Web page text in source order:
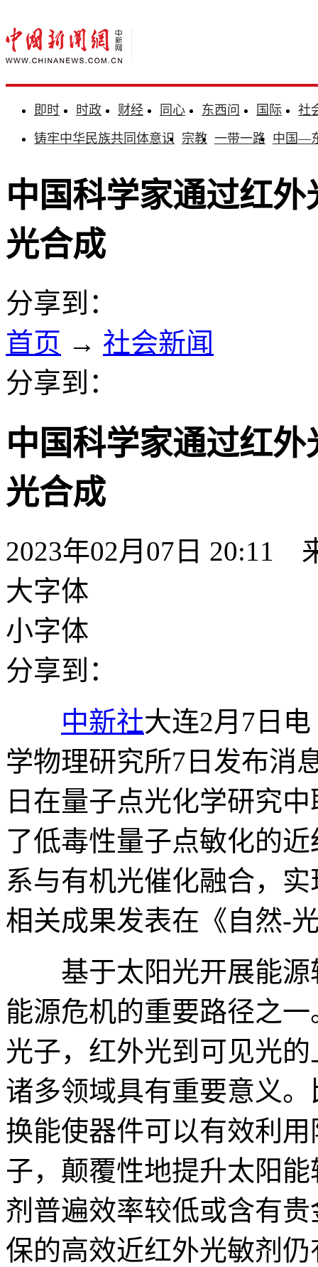
即时 时政 财经 同心 东西问 国际
社
铸牢中华民族共同体意识 宗教 一带一路 中国—
中国科学家通过红
光合成
分享到：
首页 → 社会新闻
分享到：
中国科学家通过红
光合成
2023年02月07日 20:11
大字体
小字体
分享到：
中新社大连2月7日
学物理研究所7日发布消
日在量子点光化学研究
了低毒性量子点敏化的
系与有机光催化融合，
相关成果发表在《自然-
基于太阳光开展能源
能源危机的重要路径之
光子，红外光到可见光
诸多领域具有重要意义
换能使器件可以有效利
子，颠覆性地提升太阳
剂普遍效率较低或含有
保的高效近红外光敏剂